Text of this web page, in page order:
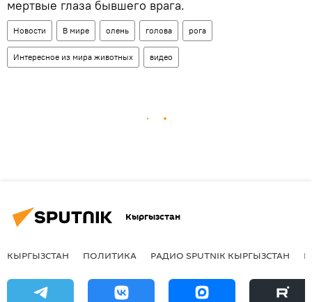
мертвые глаза бывшего врага.
Новости В мире олень голова рога
Интересное из мира животных видео
Кыргызстан
КЫРГЫЗСТАН ПОЛИТИКА РАДИО SPUTNIK КЫРГЫЗСТАН